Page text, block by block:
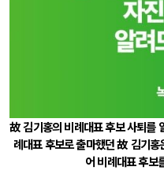
故 김기홍의 비례대표 후보 사퇴를
례대표 후보로 출마했던 故 김기
어 비례대표 후보